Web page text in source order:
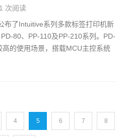
次阅读
布了Intuitive系列多款标签打印机新
80、PP-110及PP-210系列。PD-
的使用场景，搭载MCU主控系统
4 5 6 7 8